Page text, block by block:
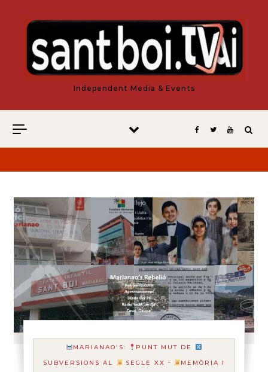
Independent Media & Events
MARIANAO'S:
PUNT MUT DE
SUBVERSIONS AL
SEGLE XX -
MEMÒRIA I